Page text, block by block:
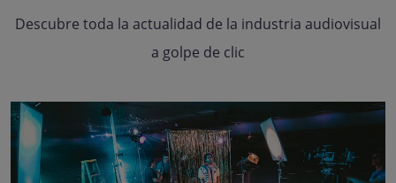
Descubre toda la actualidad de la industria audiovisual
a golpe de clic